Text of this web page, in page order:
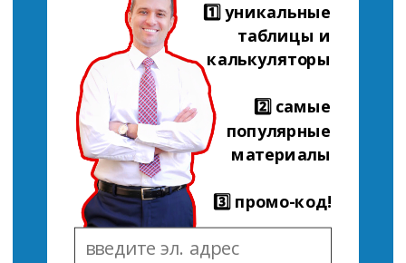
1️⃣ уникальные
таблицы и
калькуляторы
2️⃣ самые
популярные
материалы
3️⃣ промо-код!